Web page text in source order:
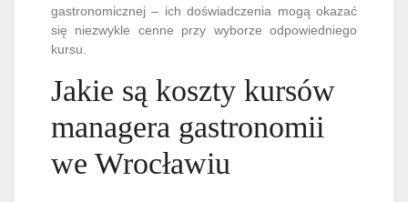
gastronomicznej – ich doświadczenia mogą okazać
się niezwykle cenne przy wyborze odpowiedniego
kursu.
Jakie są koszty kursów
managera gastronomii
we Wrocławiu